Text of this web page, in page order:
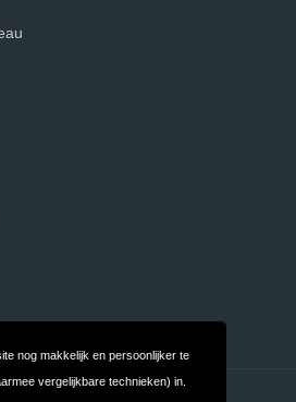
nog makkelijk en persoonlijker te
vergelijkbare technieken) in.